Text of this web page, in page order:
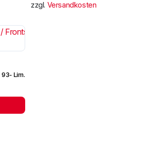
zzgl. Versandkosten
Lim.